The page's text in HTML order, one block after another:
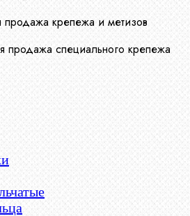
продажа крепежа и метизов
продажа специального крепежа